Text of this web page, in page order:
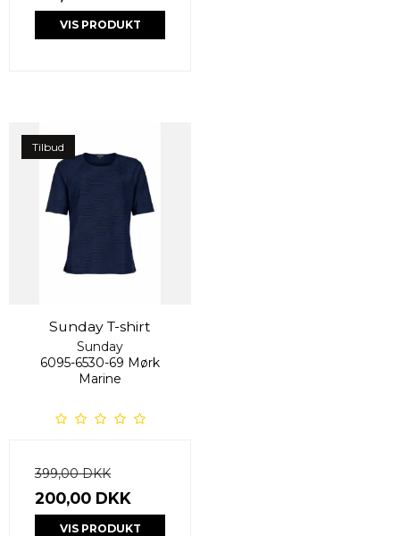
VIS PRODUKT
Tilbud
Sunday T-shirt
Sunday
6095-6530-69 Mørk
Marine
399,00 DKK
200,00 DKK
VIS PRODUKT